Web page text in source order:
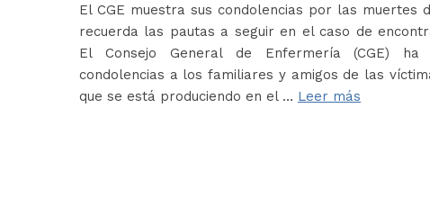
El CGE muestra sus condolencias por las muertes
recuerda las pautas a seguir en el caso de
El Consejo General de Enfermería (CGE)
condolencias a los familiares y amigos de las
que se está produciendo en el … Leer más